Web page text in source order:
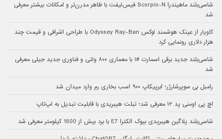
شاسی‌بلند ماهیندرا Scorpio-N فیس‌لیفت با ظاهر مدرن‌تر و امکانات بیشتر معرفی
شد
کاویار از عینک هوشمند لوکس Odyssey Ray-Ban با طراحی اشرافی و قیمت چند
هزار دلاری رونمایی کرد
شاسی‌بلند جدید برقی اسمارت #۱ با معماری ۸۰۰ ولتی و فناوری جدید جیلی معرفی
شد
رامبل بی سوپرشارژر؛ ابرپیکاپ ۹۰۰ اسب بخاری رم وارد میدان شد
اچ پی اومنی پد ۱۲ معرفی شد؛ تبلت هیبریدی با قابلیت تبدیل به لپ‌تاپ
شاسی‌بلند پلاگین هیبریدی بیوک الکترا E7 با برد بیش از 1600 کیلومتر معرفی شد